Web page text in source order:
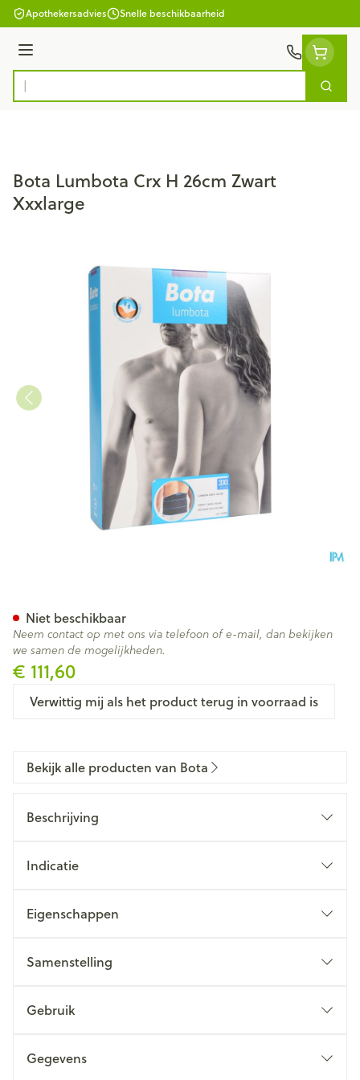
Ga naar de inhoud
Apothekersadvies Snelle beschikbaarheid
Menu
Product, merk, categorie... Zoek
Bota Lumbota Crx H 26cm Zwart
Xxxlarge
€ 111,60
Verwittig mij als het product terug in voorraad is
Niet beschikbaar
Neem contact op met ons via telefoon of e-mail, dan bekijken
we samen de mogelijkheden.
Bekijk alle producten van Bota
Beschrijving
Indicatie
Eigenschappen
Samenstelling
Gebruik
Gegevens